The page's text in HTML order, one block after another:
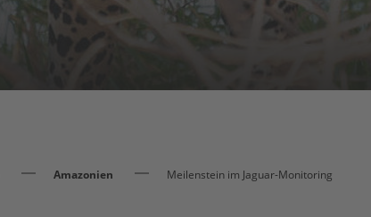
Amazonien Meilenstein im Jaguar-Monitoring